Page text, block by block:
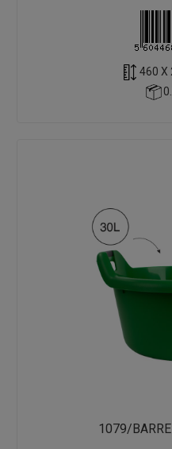
460 X
1079/